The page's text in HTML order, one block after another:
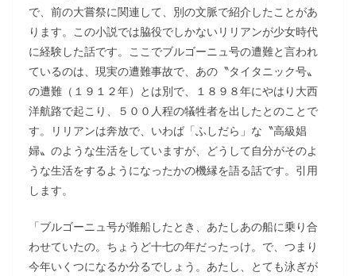
で、前の大嘗祭に関連して、別の文脈で紹介したことがあ
ります。この小説では脇役でしかないリリアンが少女時代
に経験した話です。ここでブルゴーニュ号の遭難と言われ
ているのは、現実の遭難事故で、あの〝タイタニック号〟
の遭難（１９１２年）とは別で、１８９８年にやはり大西
洋航路で起こり、５００人程の犠牲者を出したとのことで
す。リリアンは奔放で、いわば「ふしだら」な〝高級娼
婦〟のような生活をしていますが、どうして自分がそのよ
うな生活をするようになったかの機縁を語る話です。引用
します。
「ブルゴーニュ号が難船したとき、あたしあの船に乗り合
わせていたの。ちょうど十七の年だったっけ。で、つまり
今年いくつになるか分るでしょう。あたし、とても泳ぎが